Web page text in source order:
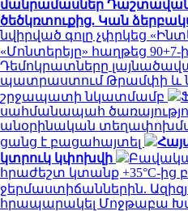
մանրամասներ
ծեծկռտուքից. Կան
նվիրված գոլը չփրկեց
«Մոնտերեյը» հաղթեց 90+7-
Դեմոկրատները
պատրաստում Թրամփի և
շրջապատի նկատմամբ
սահմանապահ
անօրինական
ցանց է բացահայտել
կտրուկ կփոխվի
հրաժեշտ կտանք +35°C-ից
ջերմաստիճաններին.
հրապարակել Մոջթաբա